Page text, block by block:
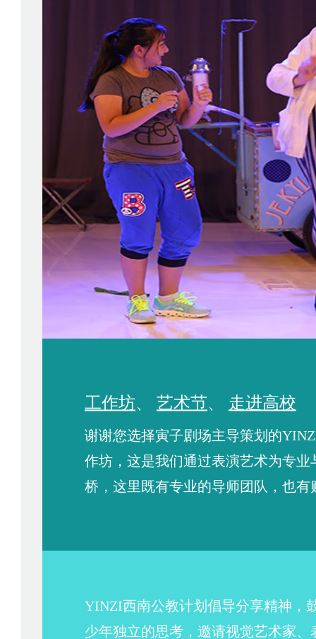
工作坊、 艺术节、 走进高校
谢谢您选择寅子剧场主导策划的
作坊，这是我们通过表演艺术为专业
桥，这里既有专业的导师团队，也有
YINZI西南公教计划倡导分享精神，
少年独立的思考，邀请视觉艺术家、